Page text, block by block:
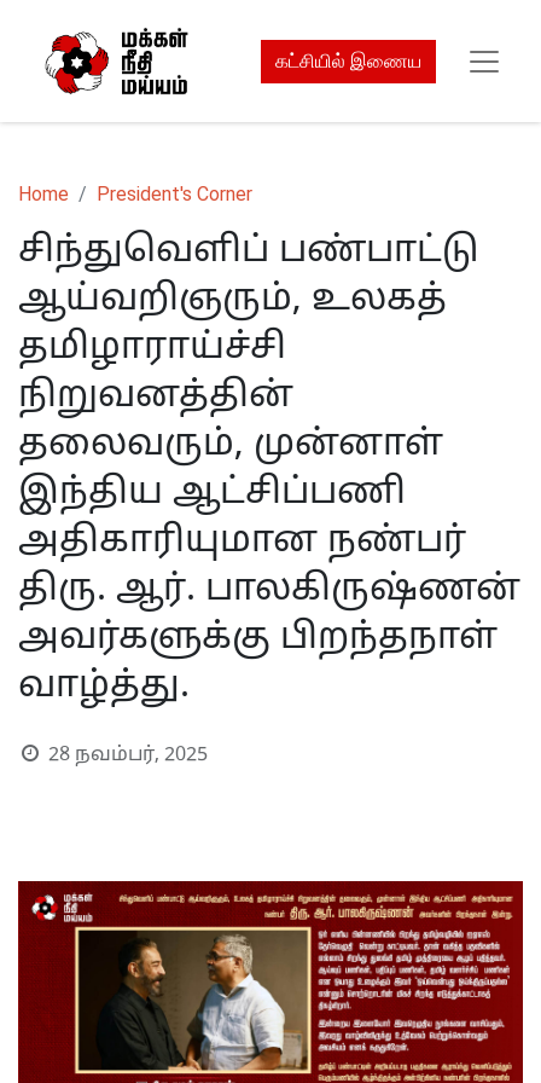
கட்சியில் இணைய
Home President's Corner
சிந்துவெளிப் பண்பாட்டு
ஆய்வறிஞரும், உலகத்
தமிழாராய்ச்சி
நிறுவனத்தின்
தலைவரும், முன்னாள்
இந்திய ஆட்சிப்பணி
அதிகாரியுமான நண்பர்
திரு. ஆர். பாலகிருஷ்ணன்
அவர்களுக்கு பிறந்தநாள்
வாழ்த்து.
28 நவம்பர், 2025